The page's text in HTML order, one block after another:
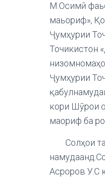
М.Осимӣ
маьориф»,
Ҷумҳурии
Точикистон
Ҷумҳурии
кори Шӯрои
маориф ба
Солҳои
Асроров У.С